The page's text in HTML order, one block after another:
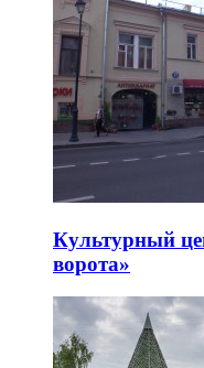
Культурный
ворота»